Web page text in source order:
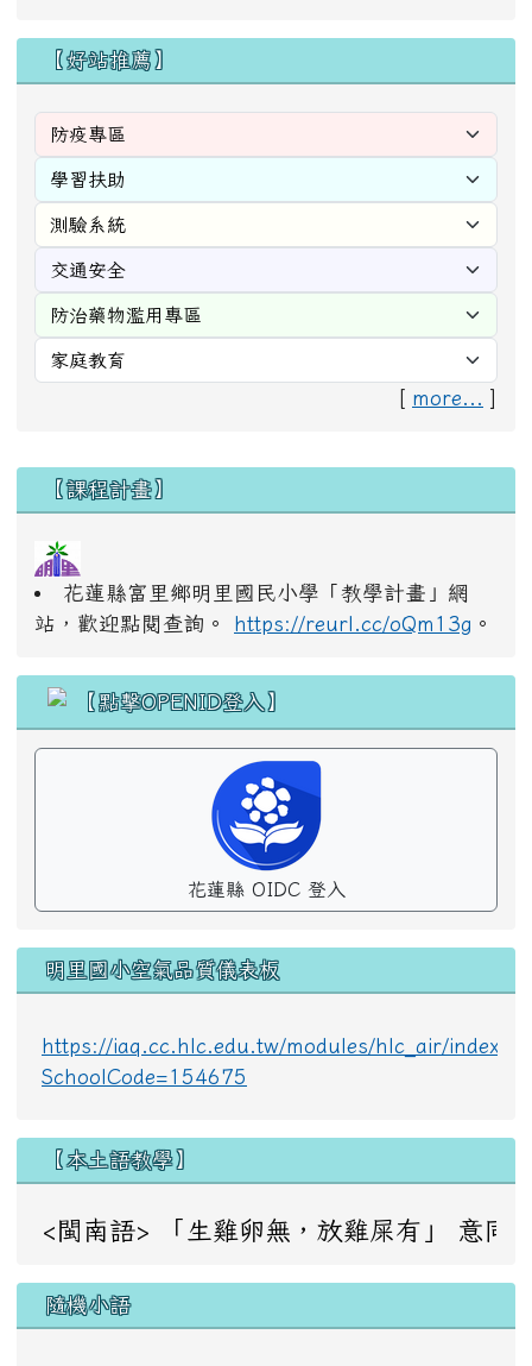
【好站推薦】
[ more...
右邊區域內容
【課程計畫】
花蓮縣富里鄉明里國民小學「教學計畫」網
站，歡迎點閱查詢。
https://reurl.cc/oQm13g 。
花蓮縣 OIDC 登入
明里國小空氣品質儀表板
https://iaq.cc.hlc.edu.tw/modules/hlc_air/
SchoolCode=154675
【本土語教學】
<閩南語> 「生雞卵無，放雞屎有」 意
隨機小語